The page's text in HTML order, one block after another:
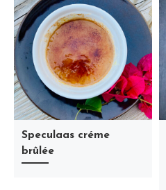
Speculaas créme
brûlée